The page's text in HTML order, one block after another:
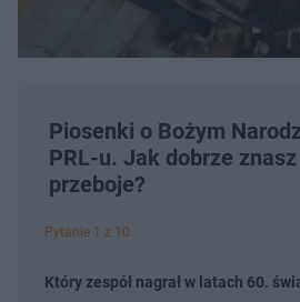
Piosenki o Bożym
PRL-u. Jak dobrze
przeboje?
Pytanie 1 z 10
Który zespół nagrał w latach 60.